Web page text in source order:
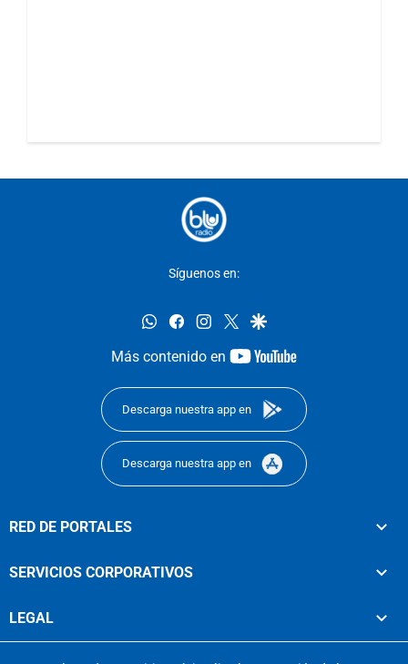
Síguenos en:
whatsappfacebookinstagram
twittergoogle
Más contenido en
youtube-
Descarga nuestra app en
Descarga nuestra app en
RED DE PORTALES
SERVICIOS CORPORATIVOS
LEGAL